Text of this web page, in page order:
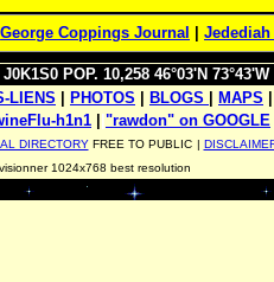
George Coppings Journal
POP. 10,258 46°03'N 73°43'W
LIENS PHOTOS BLOGS MAPS
h1n1 "rawdon" on GOOGLE
DIRECTORYFREE TO PUBLIC |
1024x768 best resolution